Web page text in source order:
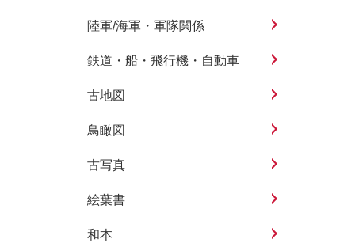
陸軍/海軍・軍隊関係
鉄道・船・飛行機・自動車
古地図
鳥瞰図
古写真
絵葉書
和本